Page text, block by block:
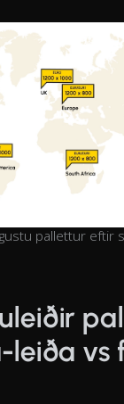
pallettur eftir
leiða vs